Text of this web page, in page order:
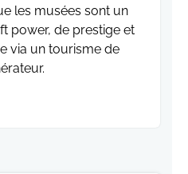
les musées sont un
power, de prestige et
via un tourisme de